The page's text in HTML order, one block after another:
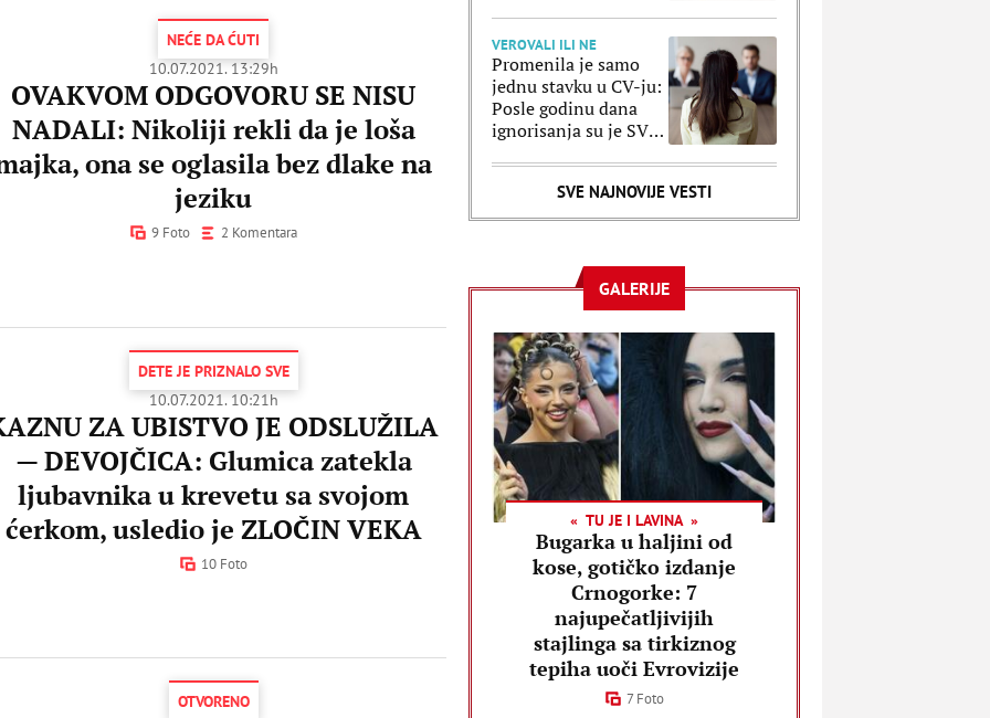
NEĆE DA ĆUTI
10.07.2021. 13:29h
OVAKVOM ODGOVORU SE NISU
NADALI: Nikoliji rekli da je loša
ona se oglasila bez dlake na
jeziku
9 Foto 2 Komentara
DETE JE PRIZNALO SVE
10.07.2021. 10:21h
ZA UBISTVO JE ODSLUŽILA
— DEVOJČICA: Glumica zatekla
ljubavnika u krevetu sa svojom
ćerkom, usledio je ZLOČIN VEKA
10 Foto
OTVORENO
VEROVALI ILI NE
Promenila je samo
jednu stavku u CV-ju:
Posle godinu dana
ignorisanja su je SVI
poražavajući
SVE NAJNOVIJE VESTI
GALERIJE
TU JE I LAVINA
Bugarka u haljini od
kose, gotičko izdanje
Crnogorke: 7
najupečatljivijih
stajlinga sa tirkiznog
tepiha uoči Evrovizije
7 Foto